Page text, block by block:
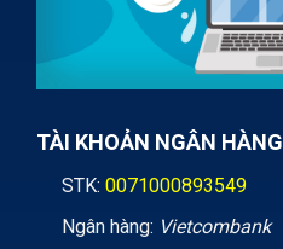
TÀI KHOẢN NGÂN HÀNG
STK: 0071000893549
Ngân hàng: Vietcombank